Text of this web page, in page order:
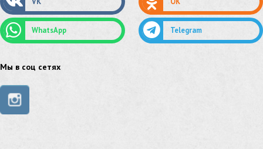
сетка оцинкованная сетка стальная
сетка из нержавеющей стали
швеллер стальной
швеллер нержавеющий
WhatsApp Telegram
Мы в соц сетях